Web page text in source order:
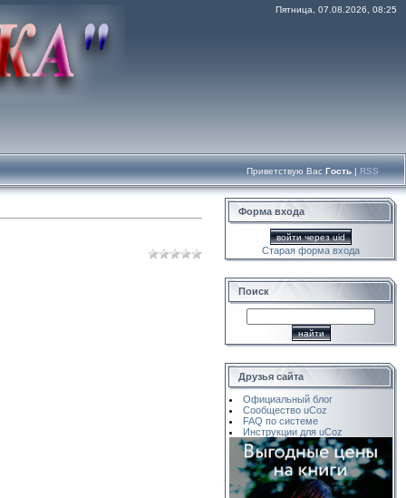
Пятница, 07.08.2026, 08:25
Приветствую Вас Гость | RSS
Форма входа
войти через uid
Старая форма входа
Поиск
Друзья сайта
Официальный блог
Сообщество uCoz
FAQ по системе
Инструкции для uCoz